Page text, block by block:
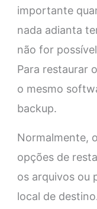
importante
nada adianta
não for
Para restaurar
o mesmo
backup.
Normalmente,
opções de
os arquivos ou
local de